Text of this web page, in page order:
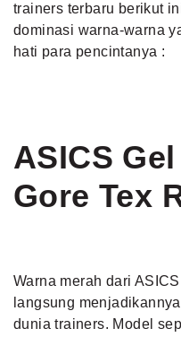
trainers terbaru berikut
dominasi warna-warna
hati para pencintanya :
ASICS
Gore Tex
Warna merah dari
langsung
dunia trainers. Model